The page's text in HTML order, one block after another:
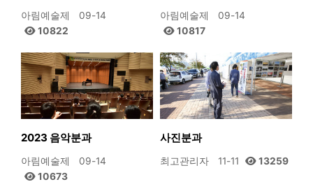
아림예술제
09-14
10822
아림예술제
09-14
10817
2023 음악분과
아림예술제
09-14
10673
사진분과
최고관리자 11-11 13259